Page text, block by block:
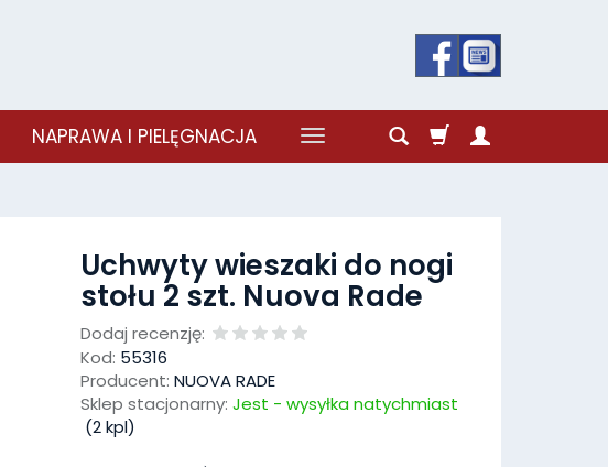
NAPRAWA I PIELĘGNACJA
Uchwyty wieszaki do nogi
stołu 2 szt. Nuova Rade
Dodaj recenzję:
Kod: 55316
Producent: NUOVA RADE
Sklep stacjonarny: Jest - wysyłka natychmiast
(2kpl)